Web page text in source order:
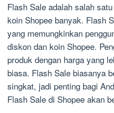
Flash Sale adalah salah
koin Shopee banyak. Flash
yang memungkinkan
diskon dan koin Shopee.
produk dengan harga yang
biasa. Flash Sale biasanya
singkat, jadi penting bagi
Flash Sale di Shopee akan